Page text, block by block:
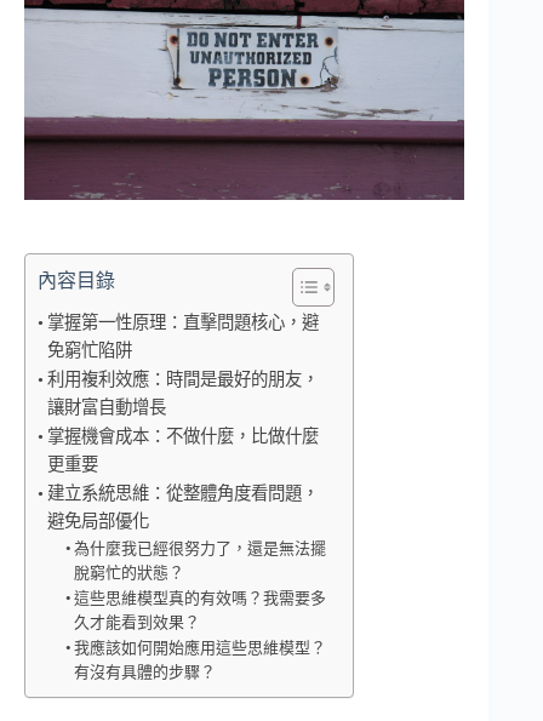
內容目錄
掌握第一性原理：直擊問題核心，避
免窮忙陷阱
利用複利效應：時間是最好的朋友，
讓財富自動增長
掌握機會成本：不做什麼，比做什麼
更重要
建立系統思維：從整體角度看問題，
避免局部優化
為什麼我已經很努力了，還是無法擺
脫窮忙的狀態？
這些思維模型真的有效嗎？我需要多
久才能看到效果？
我應該如何開始應用這些思維模型？
有沒有具體的步驟？